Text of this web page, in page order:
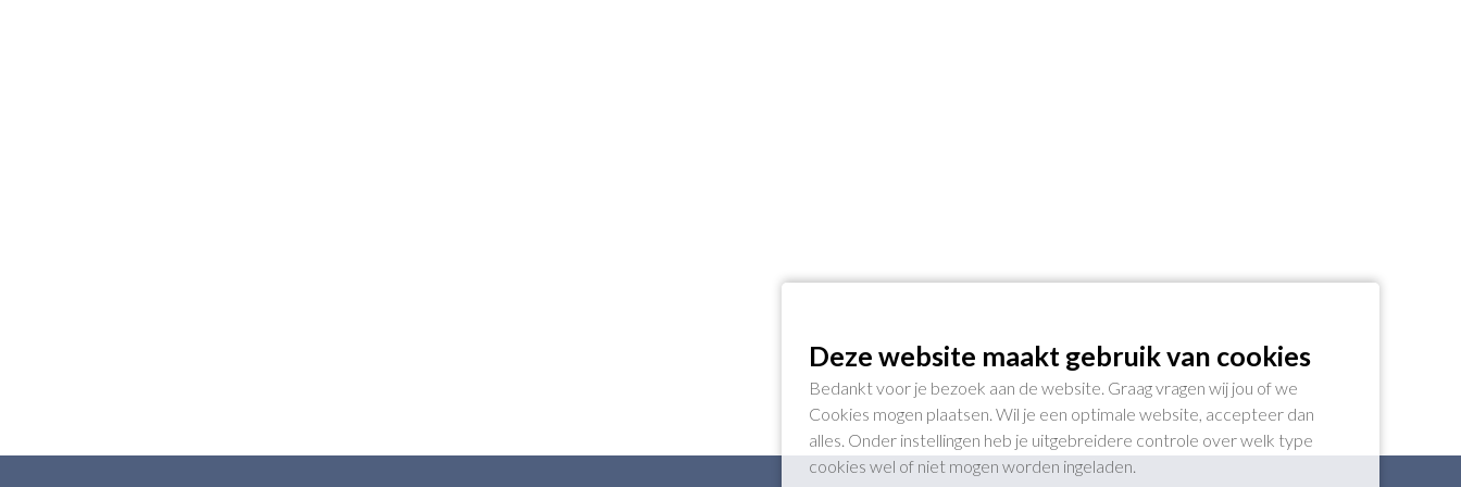
Deze website maakt gebruik van cookies
Bedankt voor je bezoek aan de website. Graag vragen wij jou of we
Cookies mogen plaatsen. Wil je een optimale website, accepteer dan
alles. Onder instellingen heb je uitgebreidere controle over welk type
cookies wel of niet mogen worden ingeladen.